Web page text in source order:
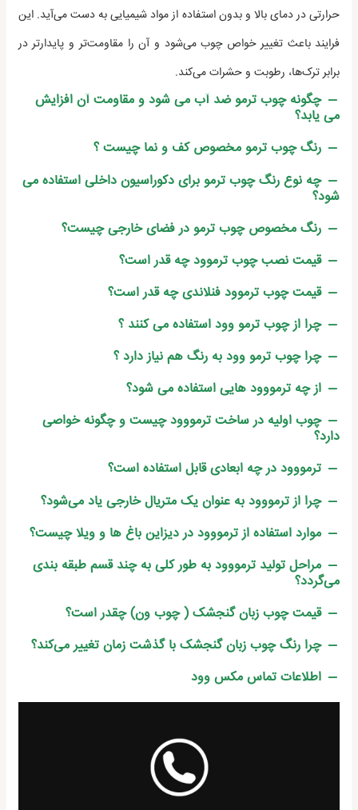
حرارتی در دمای بالا و بدون استفاده از مواد شیمیایی به دست می‌آید. این
فرایند باعث تغییر خواص چوب می‌شود و آن را مقاومت‌تر و پایدارتر در
برابر ترک‌ها، رطوبت و حشرات می‌کند.
چگونه چوب ترمو ضد آب می شود و مقاومت آن افزایش
می یابد؟
رنگ چوب ترمو مخصوص کف و نما چیست ؟
چه نوع رنگ چوب ترمو برای دکوراسیون داخلی استفاده می
شود؟
رنگ مخصوص چوب ترمو در فضای خارجی چیست؟
قیمت نصب چوب ترموود چه قدر است؟
قیمت چوب ترموود فنلاندی چه قدر است؟
چرا از چوب ترمو وود استفاده می کنند ؟
چرا چوب ترمو وود به رنگ هم نیاز دارد ؟
از چه ترمووود هایی استفاده می شود؟
چوب اولیه در ساخت ترمووود چیست و چگونه خواصی
دارد؟
ترمووود در چه ابعادی قابل استفاده است؟
چرا از ترمووود به عنوان یک متریال خارجی یاد می‌شود؟
موارد استفاده از ترمووود در دیزاین باغ ها و ویلا چیست؟
مراحل تولید ترمووود به طور کلی به چند قسم طبقه بندی
می‌گردد؟
قیمت چوب زبان گنجشک ( چوب ون) چقدر است؟
چرا رنگ چوب زبان گنجشک با گذشت زمان تغییر می‌کند؟
اطلاعات تماس مکس وود